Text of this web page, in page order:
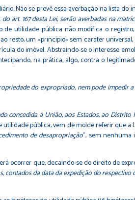
Não se prevê essa averbação na lista do
do art. 167 desta Lei, serão averbadas na
de utilidade pública não modifica o
resto, um «princípio» sem caráter
do imóvel. Abstraindo-se o interesse
na prática, algo, contra o
do expropriado, nem pode impedir
concedida à União, aos Estados, ao Distrito
pública, vem de molde referir que a
de desapropriação", sem nenhuma
ocorrer que, decaindo-se do direito de
da data da expedição do respectivo